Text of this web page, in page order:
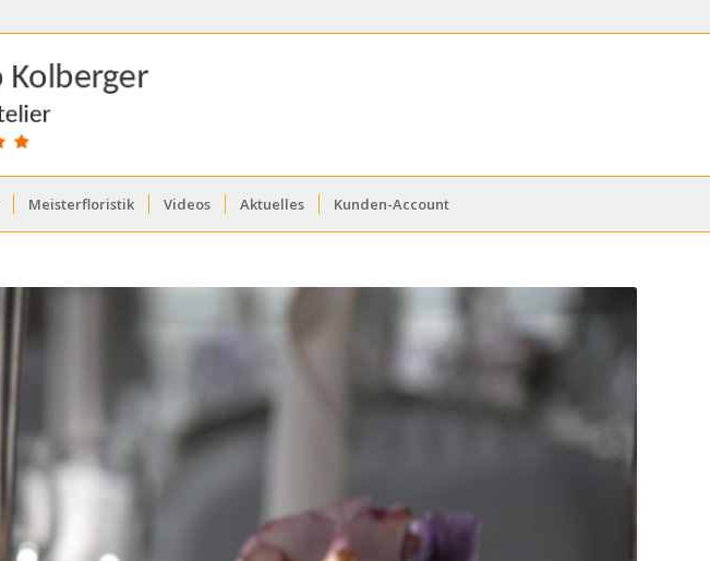
Meisterfloristik Videos Aktuelles Kunden-Account